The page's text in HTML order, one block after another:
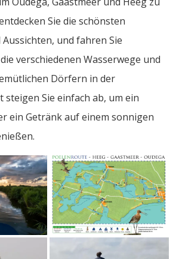
Sie die schönsten
und fahren Sie
verschiedenen Wasserwege und
Dörfern in der
steigen Sie einfach ab, um ein
ein Getränk auf einem sonnigen